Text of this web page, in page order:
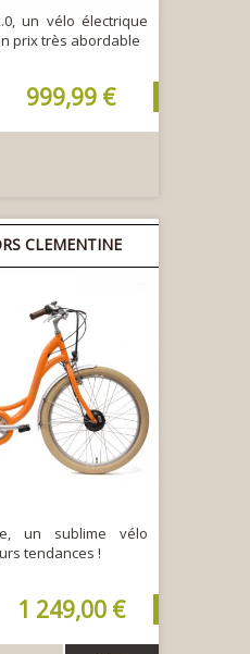
un vélo électrique
prix très abordable
999,99 €
CLEMENTINE
un sublime vélo
tendances !
1 249,00 €